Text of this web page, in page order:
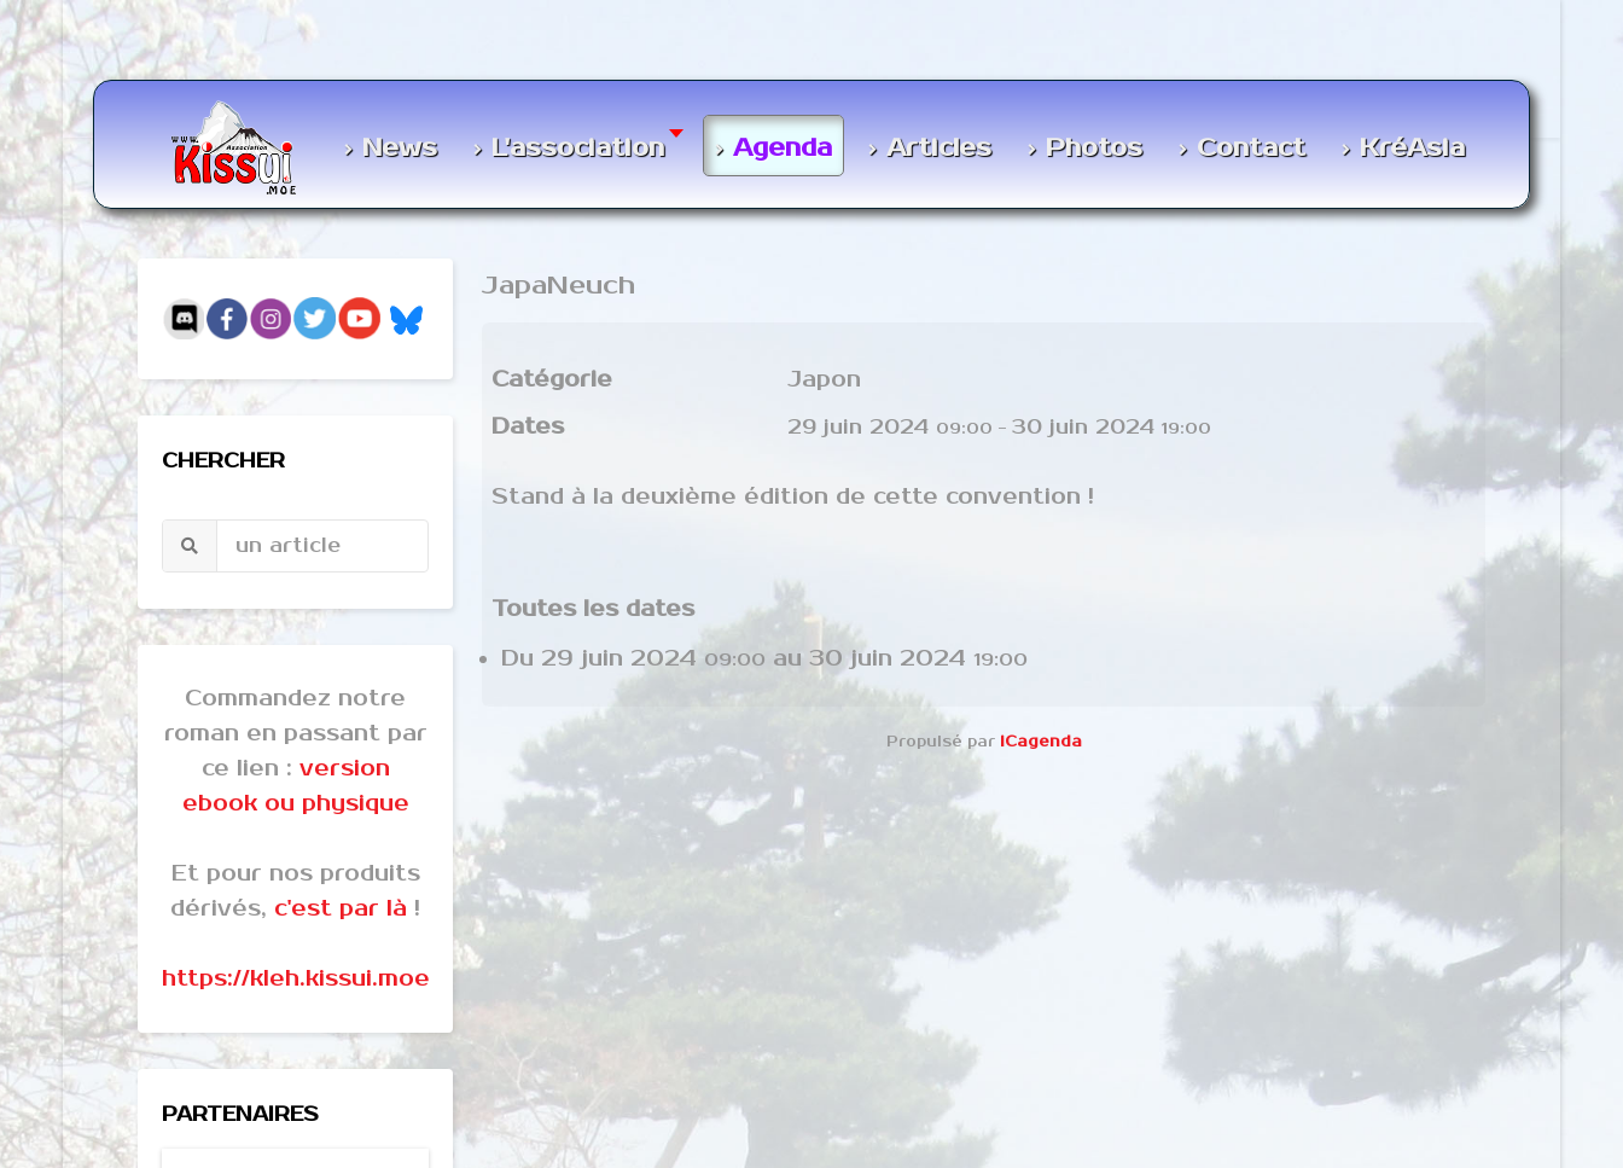
News L'association Agenda Articles Photos Contact KréAsia
CHERCHER
Commandez notre
roman en passant par
ce lien : version
ebook ou physique
Et pour nos produits
dérivés, c'est par là !
https://kleh.kissui.moe
PARTENAIRES
JapaNeuch
Catégorie
Japon
Dates
29 juin 2024 09:00 - 30 juin 2024 19:00
Stand à la deuxième édition de cette convention !
Toutes les dates
Du 29 juin 2024 09:00 au 30 juin 2024 19:00
Propulsé par iCagenda